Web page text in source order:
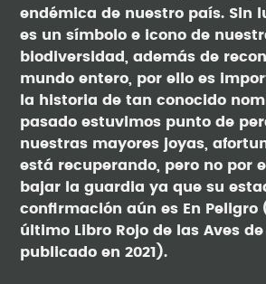
endémica de nuestro país. Sin
es un símbolo e icono de
biodiversidad, además de
mundo entero, por ello es
la historia de tan conocido
pasado estuvimos punto de
nuestras mayores joyas,
está recuperando, pero no por
bajar la guardia ya que su
confirmación aún es En Peligro
último Libro Rojo de las Aves de
publicado en 2021).